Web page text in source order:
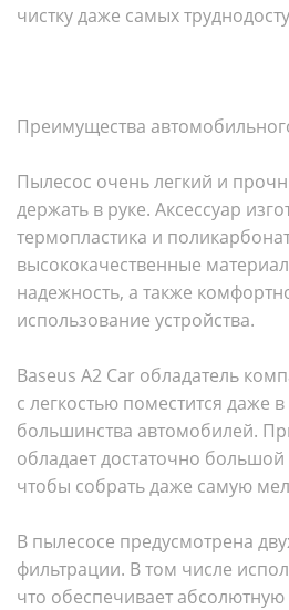
чистку даже самых
Преимущества
Пылесос очень легкий и
держать в руке. Аксессуар
термопластика и
высококачественные
надежность, а также
использование устройства.
Baseus A2 Car обладатель
с легкостью поместится даже
большинства автомобилей.
обладает достаточно
чтобы собрать даже самую
В пылесосе предусмотрена
фильтрации. В том числе
что обеспечивает